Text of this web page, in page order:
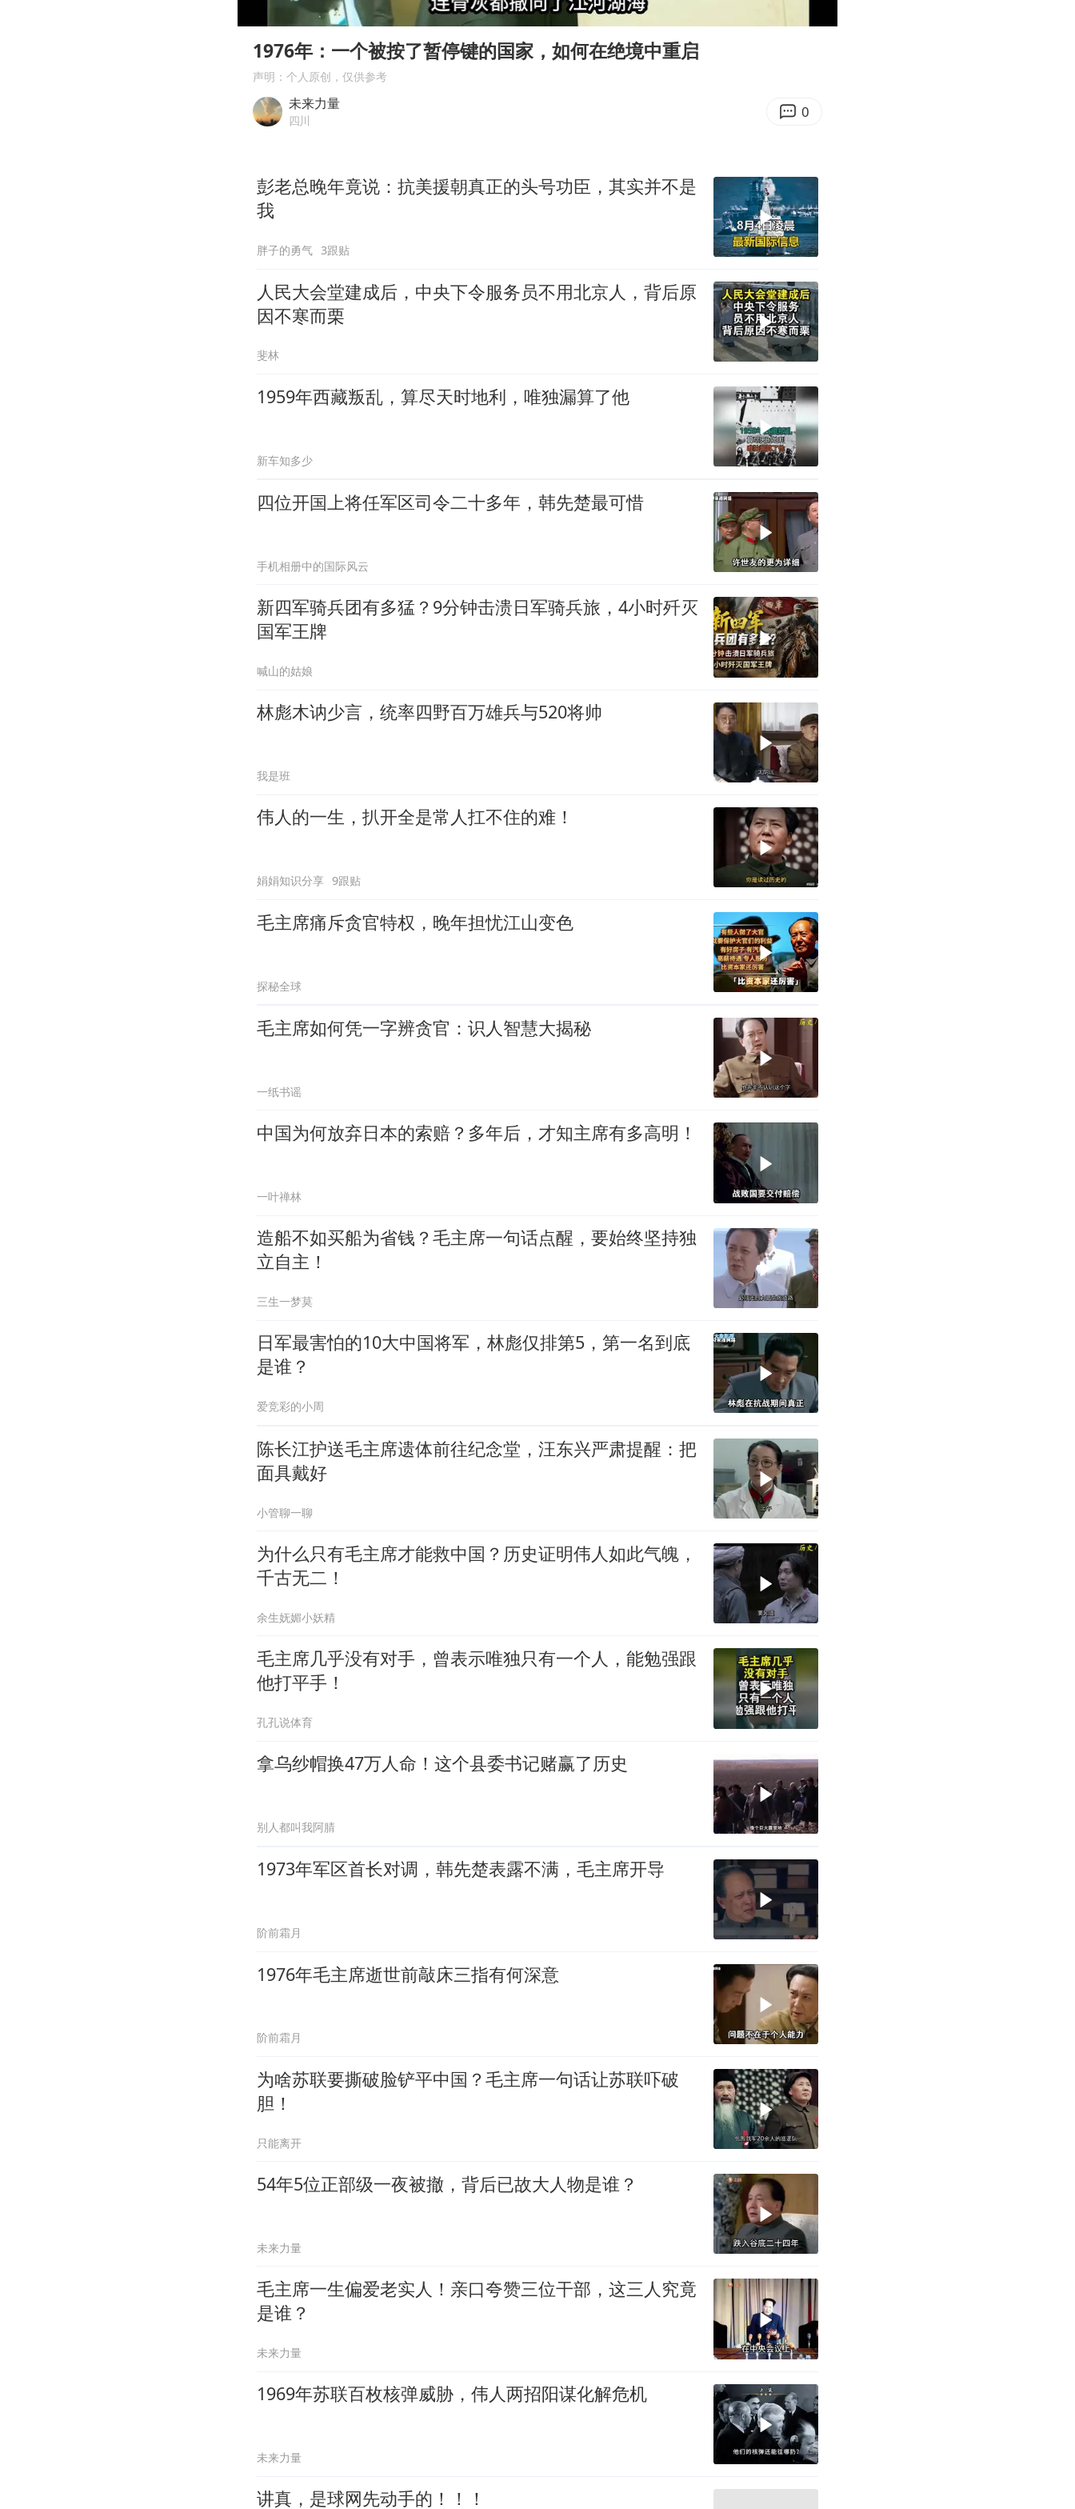
U17国足点球大战淘汰河床晋级决赛
东航：国内客票提前14天免费退改
夯实基础开新局
00:00
1976年：一个被按了暂停键的国家，如何在绝境中重启
声明：个人原创，仅供参考
未来力量
四川 0
彭老总晚年竟说：抗美援朝真正的头号功臣，其实并不是
我
胖子的勇气 3跟贴
人民大会堂建成后，中央下令服务员不用北京人，背后原
因不寒而栗
斐林
1959年西藏叛乱，算尽天时地利，唯独漏算了他
新车知多少
四位开国上将任军区司令二十多年，韩先楚最可惜
手机相册中的国际风云
新四军骑兵团有多猛？9分钟击溃日军骑兵旅，4小时歼灭
国军王牌
喊山的姑娘
林彪木讷少言，统率四野百万雄兵与520将帅
我是班
伟人的一生，扒开全是常人扛不住的难！
娟娟知识分享 9跟贴
毛主席痛斥贪官特权，晚年担忧江山变色
探秘全球
毛主席如何凭一字辨贪官：识人智慧大揭秘
一纸书谣
中国为何放弃日本的索赔？多年后，才知主席有多高明！
一叶禅林
造船不如买船为省钱？毛主席一句话点醒，要始终坚持独
立自主！
三生一梦莫
日军最害怕的10大中国将军，林彪仅排第5，第一名到底
是谁？
爱竞彩的小周
陈长江护送毛主席遗体前往纪念堂，汪东兴严肃提醒：把
面具戴好
小管聊一聊
为什么只有毛主席才能救中国？历史证明伟人如此气魄，
千古无二！
余生妩媚小妖精
毛主席几乎没有对手，曾表示唯独只有一个人，能勉强跟
他打平手！
孔孔说体育
拿乌纱帽换47万人命！这个县委书记赌赢了历史
别人都叫我阿腈
1973年军区首长对调，韩先楚表露不满，毛主席开导
阶前霜月
1976年毛主席逝世前敲床三指有何深意
阶前霜月
为啥苏联要撕破脸铲平中国？毛主席一句话让苏联吓破
胆！
只能离开
54年5位正部级一夜被撤，背后已故大人物是谁？
未来力量
毛主席一生偏爱老实人！亲口夸赞三位干部，这三人究竟
是谁？
未来力量
1969年苏联百枚核弹威胁，伟人两招阳谋化解危机
未来力量
讲真，是球网先动手的！！！